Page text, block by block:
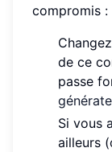
compromis :
de ce
passe
Si vous
ailleurs